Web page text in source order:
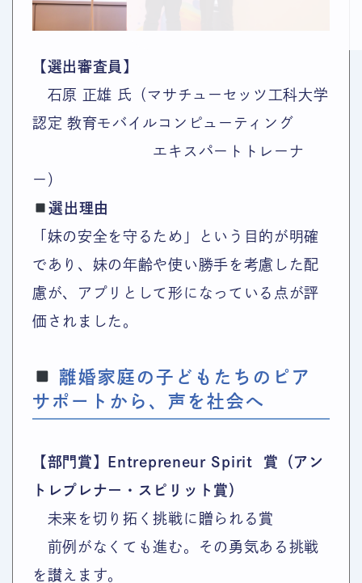
【選出審査員】
石原 正雄 氏（マサチューセッツ工科大学
認定 教育モバイルコンピューティング
エキスパートトレーナ
ー）
選出理由
「妹の安全を守るため」という目的が明確
であり、妹の年齢や使い勝手を考慮した配
慮が、アプリとして形になっている点が評
価されました。
離婚家庭の子どもたちのピア
サポートから、声を社会へ
【部門賞】Entrepreneur Spirit 賞（アン
トレプレナー・スピリット賞 ）
未来を切り拓く挑戦に贈られる賞
前例がなくても進む。その勇気ある挑戦
を讃えます。